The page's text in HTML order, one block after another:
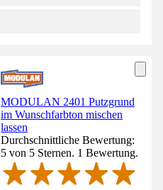
MODULAN 2401 Putzgrund
im Wunschfarbton mischen
lassen
Durchschnittliche Bewertung:
5 von 5 Sternen. 1 Bewertung.